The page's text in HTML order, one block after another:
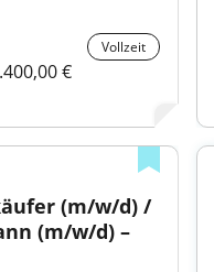
Vollzeit
€
(m/w/d) /
(m/w/d) –